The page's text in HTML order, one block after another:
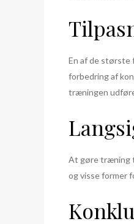
En af de største
forbedring af
træningen
At gøre træning
og visse former